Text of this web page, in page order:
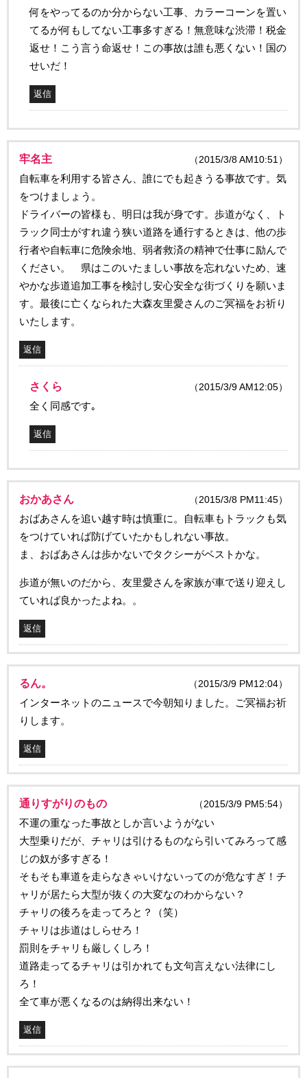
何をやってるのか分からない工事、カラーコーンを置い
てるが何もしてない工事多すぎる！無意味な渋滞！税金
返せ！こう言う命返せ！この事故は誰も悪くない！国の
せいだ！
返信
牢名主 （2015/3/8 AM10:51）
自転車を利用する皆さん、誰にでも起きうる事故です。気
をつけましょう。
ドライバーの皆様も、明日は我が身です。歩道がなく、ト
ラック同士がすれ違う狭い道路を通行するときは、他の歩
行者や自転車に危険余地、弱者救済の精神で仕事に励んで
ください。 県はこのいたましい事故を忘れないため、速
やかな歩道追加工事を検討し安心安全な街づくりを願いま
す。最後に亡くなられた大森友里愛さんのご冥福をお祈り
いたします。
返信
さくら （2015/3/9 AM12:05）
全く同感です｡
返信
おかあさん （2015/3/8 PM11:45）
おばあさんを追い越す時は慎重に。自転車もトラックも気
をつけていれば防げていたかもしれない事故。
ま、おばあさんは歩かないでタクシーがベストかな。
歩道が無いのだから、友里愛さんを家族が車で送り迎えし
ていれば良かったよね。。
返信
るん。 （2015/3/9 PM12:04）
インターネットのニュースで今朝知りました。ご冥福お祈
りします。
返信
通りすがりのもの （2015/3/9 PM5:54）
不運の重なった事故としか言いようがない
大型乗りだが、チャリは引けるものなら引いてみろって感
じの奴が多すぎる！
そもそも車道を走らなきゃいけないってのが危なすぎ！チ
ャリが居たら大型が抜くの大変なのわからない？
チャリの後ろを走ってろと？（笑）
チャリは歩道はしらせろ！
罰則をチャリも厳しくしろ！
道路走ってるチャリは引かれても文句言えない法律にし
ろ！
全て車が悪くなるのは納得出来ない！
返信